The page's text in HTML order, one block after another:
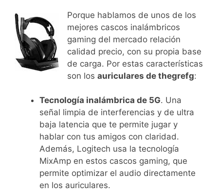
Porque hablamos de unos de los
mejores cascos inalámbricos
gaming del mercado relación
calidad precio, con su propia base
de carga. Por estas características
son los auriculares de thegrefg:
Tecnología inalámbrica de 5G. Una
señal limpia de interferencias y de ultra
baja latencia que te permite jugar y
hablar con tus amigos con claridad.
Además, Logitech usa la tecnología
MixAmp en estos cascos gaming, que
permite optimizar el audio directamente
en los auriculares.